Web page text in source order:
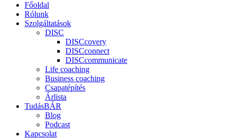
Főoldal
Rólunk
Szolgáltatások
DISC
DISCcovery
DISCconnect
DISCcommunicate
Life coaching
Business coaching
Csapatépítés
Árlista
TudásBÁR
Blog
Podcast
Kapcsolat